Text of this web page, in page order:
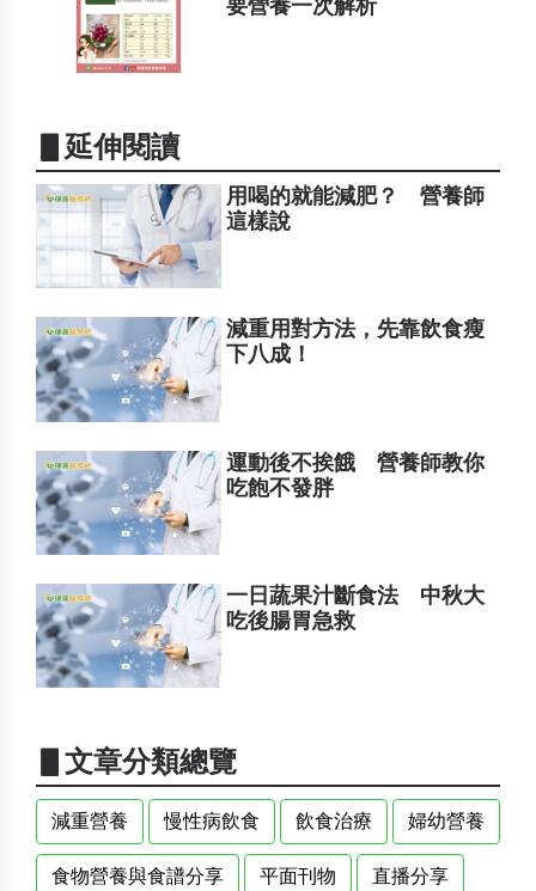
要營養一次解析
▋延伸閱讀
用喝的就能減肥？ 營養師
這樣說
減重用對方法，先靠飲食瘦
下八成！
運動後不挨餓 營養師教你
吃飽不發胖
一日蔬果汁斷食法 中秋大
吃後腸胃急救
▋文章分類總覽
減重營養 慢性病飲食 飲食治療 婦幼營養
食物營養與食譜分享 平面刊物 直播分享